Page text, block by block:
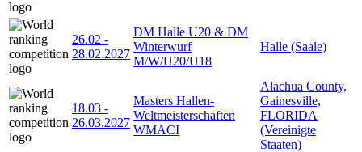
26.02 -
28.02.2027
DM Halle U20 & DM
Winterwurf
M/W/U20/U18
Halle (Saale)
18.03 -
26.03.2027
Masters Hallen-
Weltmeisterschaften
WMACI
Alachua County,
Gainesville,
FLORIDA
(Vereinigte
Staaten)